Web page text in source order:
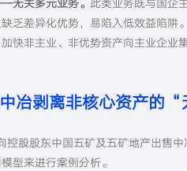
无关多元业务。 此类业务既与国企
缺乏差异化优势，易陷入低效益
快非主业、非优势资产向主业企
冶剥离非核心资产的
股股东中国五矿及五矿地产出售中
来进行案例分析。